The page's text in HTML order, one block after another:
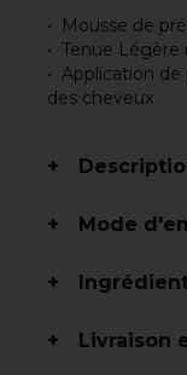
Mousse de
Tenue Légère
Application de
des cheveux
Mode
Livraison